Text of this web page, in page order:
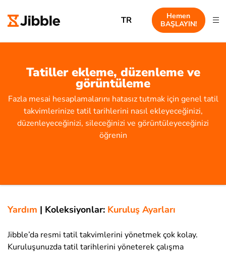
TR
Hemen
BAŞLAYIN!
Tatiller ekleme, düzenleme ve
görüntüleme
Fazla mesai hesaplamalarını hatasız tutmak için genel tatil
takvimlerinize tatil tarihlerini nasıl ekleyeceğinizi,
düzenleyeceğinizi, sileceğinizi ve görüntüleyeceğinizi
öğrenin
Yardım | Koleksiyonlar: Kuruluş Ayarları
Jibble’da resmi tatil takvimlerini yönetmek çok kolay.
Kuruluşunuzda tatil tarihlerini yöneterek çalışma